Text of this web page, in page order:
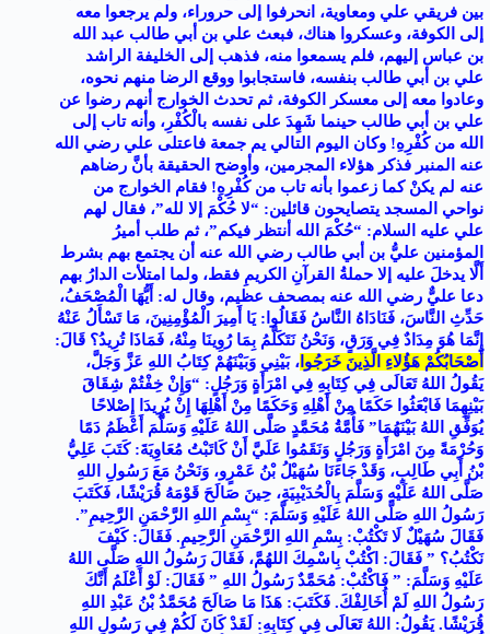
بين فريقي علي ومعاوية، انحرفوا إلى حروراء، ولم يرجعوا معه
إلى الكوفة، وعسكروا هناك، فبعث علي بن أبي طالب عبد الله
بن عباس إليهم، فلم يسمعوا منه، فذهب إلى الخليفة الراشد
علي بن أبي طالب بنفسه، فاستجابوا ووقع الرضا منهم نحوه،
وعادوا معه إلى معسكر الكوفة، ثم تحدث الخوارج أنهم رضوا عن
علي بن أبي طالب حينما شَهِدَ على نفسه بالْكُفْرِ، وأنه تاب إلى
الله من كُفْرِهِ! وكان اليوم التالي يم جمعة فاعتلى علي رضي الله
عنه المنبر فذكر هؤلاء المجرمين، وأوضح الحقيقة بأنَّ رضاهم
عنه لم يكنْ كما زعموا بأنه تاب من كُفْرِهِ! فقام الخوارج من
نواحي المسجد يتصايحون قائلين: “لا حُكْمَ إلا لله”، فقال لهم
علي عليه السلام: “حُكْمَ الله أنتظر فيكم”، ثم طلب أميرُ
المؤمنين عليُّ بن أبي طالب رضي الله عنه أن يجتمع بهم بشرط
أَلَّا يدخلَ عليه إلا حملةُ القرآنِ الكريمِ فقط، ولما امتلأت الدارُ بهم
دعا عليٌّ رضي الله عنه بمصحف عظيم، وقال له: أَيُّهَا الْمُصْحَفُ،
حَدِّثِ النَّاسَ، فَنَادَاهُ النَّاسُ فَقَالُوا: يَا أَمِيرَ الْمُؤْمِنِينَ، مَا تَسْأَلُ عَنْهُ
إِنَّمَا هُوَ مِدَادٌ فِي وَرَقٍ، وَنَحْنُ نَتَكَلَّمُ بِمَا رُوِينَا مِنْهُ، فَمَاذَا تُرِيدُ؟ قَالَ:
أَصْحَابُكُمْ هَؤُلاءِ الَّذِينَ خَرَجُوا ، بَيْنِي وَبَيْنَهُمْ كِتَابُ اللهِ عَزَّ وَجَلَّ،
يَقُولُ اللهُ تَعَالَى فِي كِتَابِهِ فِي امْرَأَةٍ وَرَجُلٍ: “وَإِنْ خِفْتُمْ شِقَاقَ
بَيْنِهِمَا فَابْعَثُوا حَكَمًا مِنْ أَهْلِهِ وَحَكَمًا مِنْ أَهْلِهَا إِنْ يُرِيدَا إِصْلاحًا
يُوَفِّقِ اللهُ بَيْنَهُمَا” فَأُمَّةُ مُحَمَّدٍ صَلَّى اللهُ عَلَيْهِ وَسَلَّمَ أَعْظَمُ دَمًا
وَحُرْمَةً مِنَ امْرَأَةٍ وَرَجُلٍ وَنَقَمُوا عَلَيَّ أَنْ كَاتَبْتُ مُعَاوِيَةَ: كَتَبَ عَلِيُّ
بْنُ أَبِي طَالِبٍ، وَقَدْ جَاءَنَا سُهَيْلُ بْنُ عَمْرٍو، وَنَحْنُ مَعَ رَسُولِ اللهِ
صَلَّى اللهُ عَلَيْهِ وَسَلَّمَ بِالْحُدَيْبِيَةِ، حِينَ صَالَحَ قَوْمَهُ قُرَيْشًا، فَكَتَبَ
رَسُولُ اللهِ صَلَّى اللهُ عَلَيْهِ وَسَلَّمَ: “بِسْمِ اللهِ الرَّحْمَنِ الرَّحِيمِ”.
فَقَالَ سُهَيْلٌ لَا تَكْتُبْ: بِسْمِ اللهِ الرَّحْمَنِ الرَّحِيمِ. فَقَالَ: كَيْفَ
نَكْتُبُ؟ ” فَقَالَ: اكْتُبْ بِاسْمِكَ اللهُمَّ، فَقَالَ رَسُولُ اللهِ صَلَّى اللهُ
عَلَيْهِ وَسَلَّمَ: ” فَاكْتُبْ: مُحَمَّدٌ رَسُولُ اللهِ ” فَقَالَ: لَوْ أَعْلَمُ أَنَّكَ
رَسُولُ اللهِ لَمْ أُخَالِفْكَ. فَكَتَبَ: هَذَا مَا صَالَحَ مُحَمَّدُ بْنُ عَبْدِ اللهِ
قُرَيْشًا. يَقُولُ: اللهُ تَعَالَى فِي كِتَابِهِ: لَقَدْ كَانَ لَكُمْ فِي رَسُولِ اللهِ